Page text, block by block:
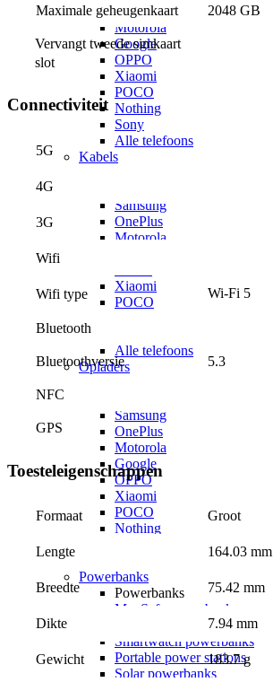
OnePlus
Motorola
Google
OPPO
Xiaomi
POCO
Nothing
Sony
Alle telefoons
Kabels
Samsung
OnePlus
Motorola
Xiaomi
POCO
Alle telefoons
Opladers
Samsung
OnePlus
Motorola
Google
OPPO
Xiaomi
POCO
Nothing
Powerbanks
Powerbanks
MagSafe powerbanks
Laptop powerbanks
Smartwatch powerbanks
Portable power stations
Solar powerbanks
Maximale geheugenkaart 2048 GB
Vervangt tweede simkaart
slot
Connectiviteit
5G
4G
3G
Wifi
Wifi type Wi-Fi 5
Bluetooth
Bluetoothversie 5.3
NFC
GPS
Toesteleigenschappen
Formaat Groot
Lengte 164.03 mm
Breedte 75.42 mm
Dikte 7.94 mm
Gewicht 183.7 g